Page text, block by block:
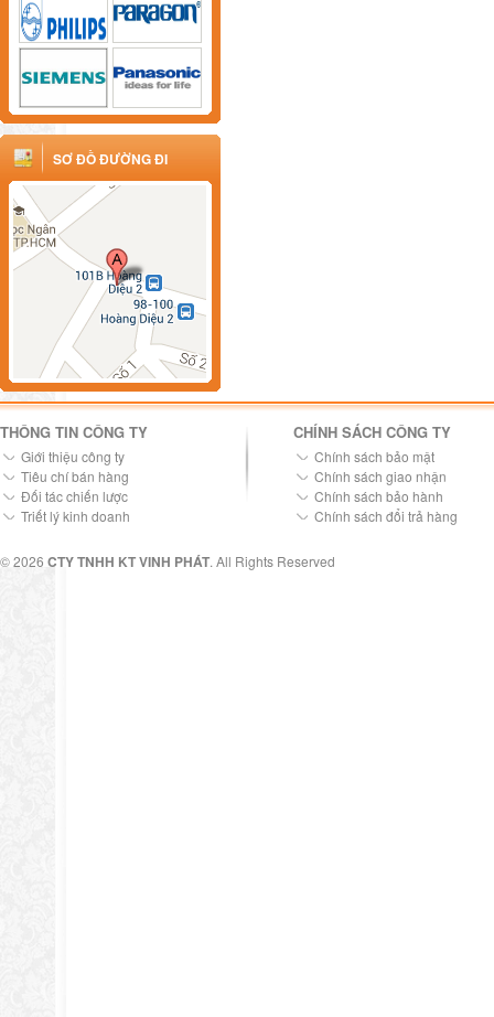
SƠ ĐỒ ĐƯỜNG ĐI
THÔNG TIN CÔNG TY
Giới thiệu công ty
Tiêu chí bán hàng
Đối tác chiến lược
Triết lý kinh doanh
CHÍNH SÁCH CÔNG TY
Chính sách bảo mật
Chính sách giao nhận
Chính sách bảo hành
Chính sách đổi trả hàng
© 2026 CTY TNHH KT VINH PHÁT. All Rights Reserved